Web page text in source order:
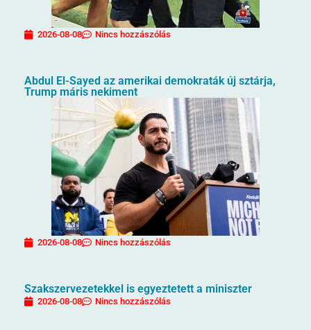
2026-08-08 Nincs hozzászólás
Abdul El-Sayed az amerikai demokraták új sztárja,
Trump máris nekiment
2026-08-08 Nincs hozzászólás
Szakszervezetekkel is egyeztetett a miniszter
2026-08-08 Nincs hozzászólás